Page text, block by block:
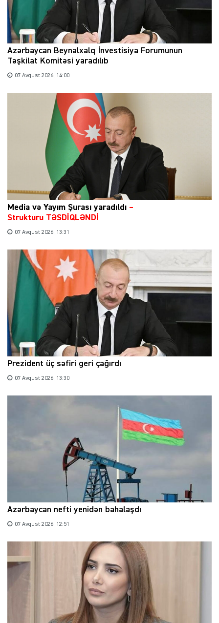
Azərbaycan Beynəlxalq İnvestisiya Forumunun
Təşkilat Komitəsi yaradılıb
07 Avqust 2026, 14:00
Media və Yayım Şurası yaradıldı –
Strukturu TƏSDİQLƏNDİ
07 Avqust 2026, 13:31
Prezident üç səfiri geri çağırdı
07 Avqust 2026, 13:30
Azərbaycan nefti yenidən bahalaşdı
07 Avqust 2026, 12:51